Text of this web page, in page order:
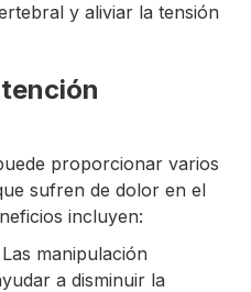
y aliviar la tensión
proporcionar varios
sufren de dolor en el
incluyen:
Las manipulación
a disminuir la